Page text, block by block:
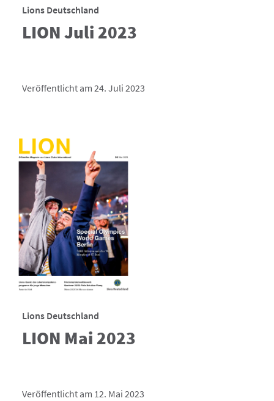
Lions Deutschland
LION Juli 2023
Veröffentlicht am 24. Juli 2023
Lions Deutschland
LION Mai 2023
Veröffentlicht am 12. Mai 2023